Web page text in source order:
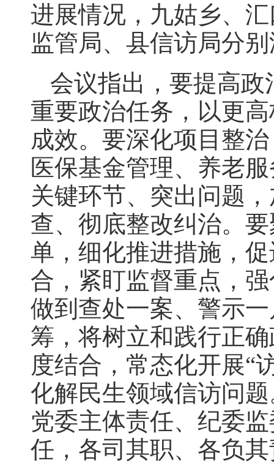
进展情况，九姑乡、
监管局、县信访局分
会议指出，要提高
重要政治任务，以更
成效。要深化项目整
医保基金管理、养老
关键环节、突出问题
查、彻底整改纠治。
单，细化推进措施，
合，紧盯监督重点，
做到查处一案、警示
筹，将树立和践行正
度结合，常态化开展“
化解民生领域信访问
党委主体责任、纪委
任，各司其职、各负